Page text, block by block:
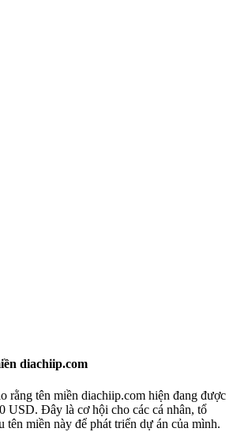
diachiip.com
rằng tên miền diachiip.com hiện đang được
USD. Đây là cơ hội cho các cá nhân, tổ
tên miền này để phát triển dự án của mình.